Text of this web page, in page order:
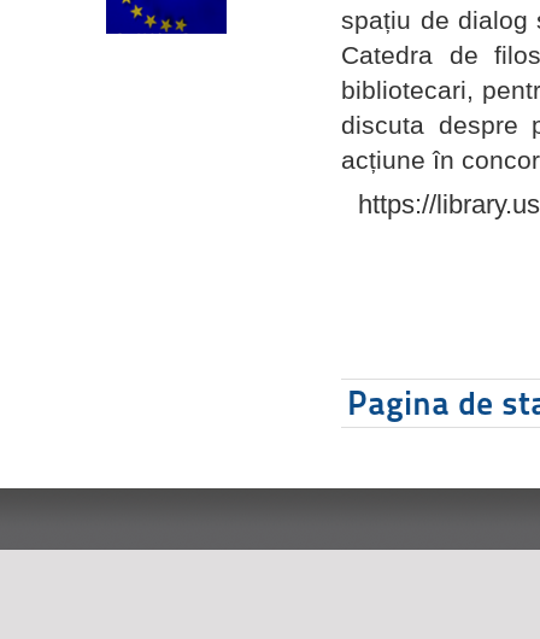
spațiu de dialog
Catedra de
bibliotecari,
discuta despre
acțiune în
https://
Pagina de